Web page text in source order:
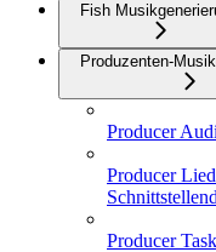
Fish
Produzenten-
Producer
Producer
Producer